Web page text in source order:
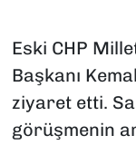
Eski CHP
Başkanı
ziyaret etti.
görüşmenin